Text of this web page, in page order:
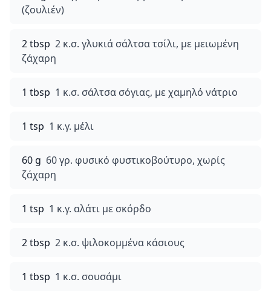
(ζουλιέν)
2 tbsp 2 κ.σ. γλυκιά σάλτσα τσίλι, με μειωμένη
ζάχαρη
1 tbsp 1 κ.σ. σάλτσα σόγιας, με χαμηλό νάτριο
1 tsp 1 κ.γ. μέλι
60 g 60 γρ. φυσικό φυστικοβούτυρο, χωρίς
ζάχαρη
1 tsp 1 κ.γ. αλάτι με σκόρδο
2 tbsp 2 κ.σ. ψιλοκομμένα κάσιους
1 tbsp 1 κ.σ. σουσάμι